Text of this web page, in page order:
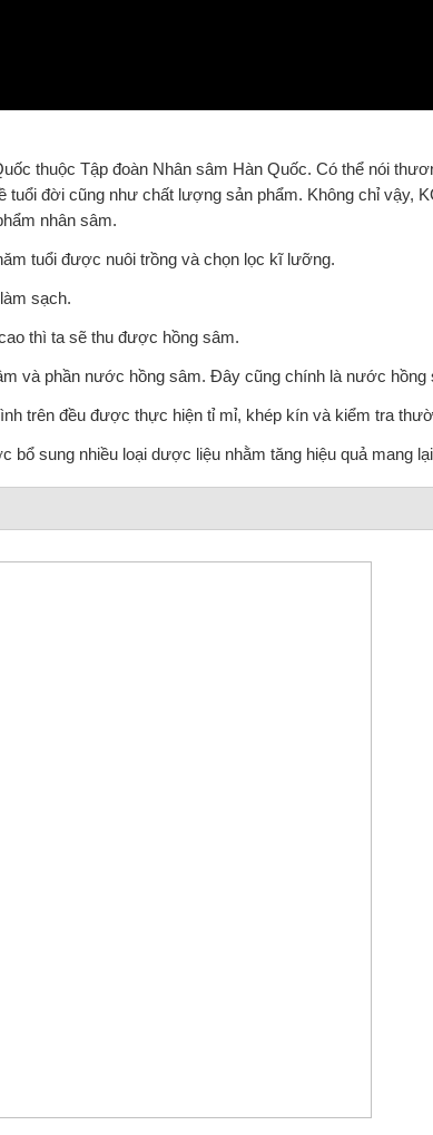
thuộc Tập đoàn Nhân sâm Hàn Quốc. Có thể nói
đời cũng như chất lượng sản phẩm. Không chỉ vậy,
nhân sâm.
tuổi được nuôi trồng và chọn lọc kĩ lưỡng.
sạch.
thì ta sẽ thu được hồng sâm.
và phần nước hồng sâm. Đây cũng chính là nước hồng
trên đều được thực hiện tỉ mỉ, khép kín và kiểm tra
sung nhiều loại dược liệu nhằm tăng hiệu quả mang